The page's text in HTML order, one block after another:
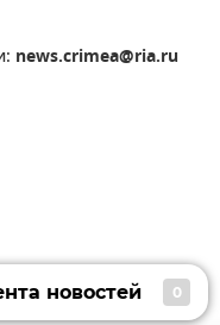
news.crimea@ria.ru
новостей 0